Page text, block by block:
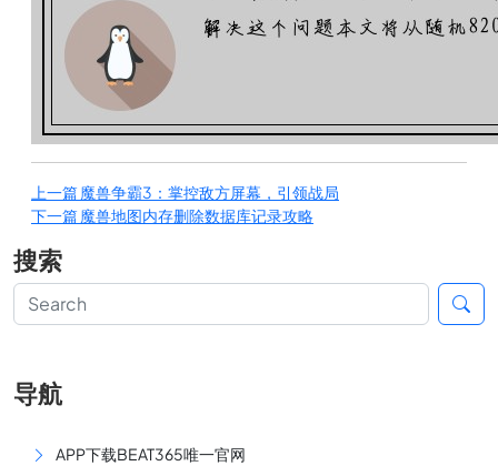
上一篇魔兽争霸3：掌控敌方屏幕，引领战局
下一篇魔兽地图内存删除数据库记录攻略
搜索
导航
APP下载BEAT365唯一官网